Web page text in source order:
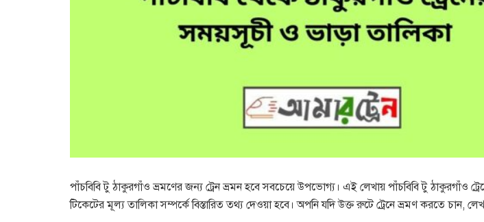
পাঁচবিবি টু ঠাকুরগাঁও ভ্রমণের জন্য ট্রেন ভ্রমন হবে সবচেয়ে উপভোগ্য। এই লেখায় পাঁচবিবি টু ঠাকুরগাঁও
টিকেটের মূল্য তালিকা সম্পর্কে বিস্তারিত তথ্য দেওয়া হবে। অপনি যদি উক্ত রুটে ট্রেনে ভ্রমণ করতে চান,